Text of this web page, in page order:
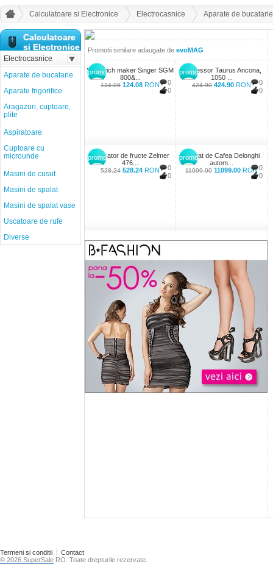
Calculatoare si Electronice Electrocasnice Aparate de bucatarie
Promotii similare adaugate de evoMAG
promo
0
0
Sandwich maker Singer SGM
800&...
124.08 124.08 RON
promo
0
0
Espressor Taurus Ancona,
1050 ...
424.90 424.90 RON
promo
0
0
Storcator de fructe Zelmer
476...
528.24 528.24 RON
promo
0
0
Aparat de Cafea Delonghi
autom...
11099.00 11099.00 RON
Calculatoare
si Electronice
Electrocasnice
Aparate de bucatarie
Aparate frigorifice
Aragazuri, cuptoare,
plite
Aspiratoare
Cuptoare cu
microunde
Masini de cusut
Masini de spalat
Masini de spalat vase
Uscatoare de rufe
Diverse
Termeni si conditii
Contact
© 2026 SuperSale RO. Toate drepturile rezervate.